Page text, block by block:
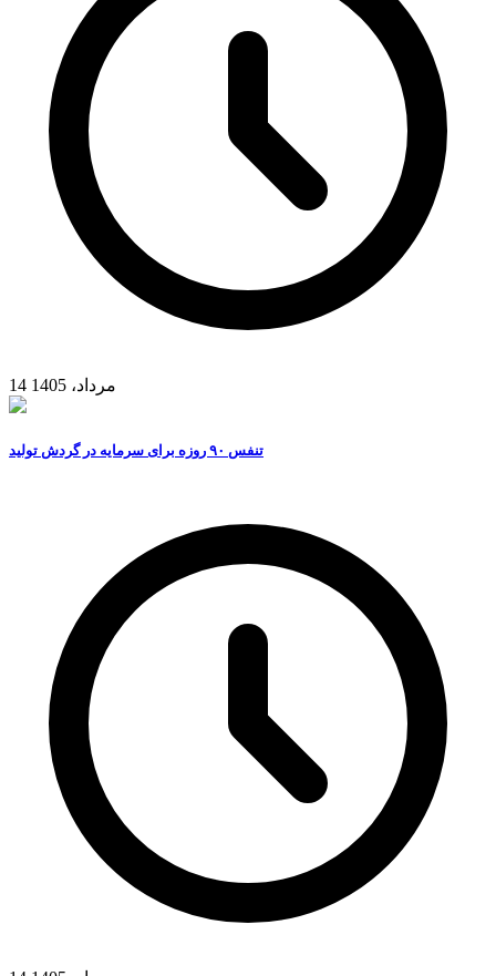
14 مرداد، 1405
تنفس ۹۰ روزه برای سرمایه در گردش تولید